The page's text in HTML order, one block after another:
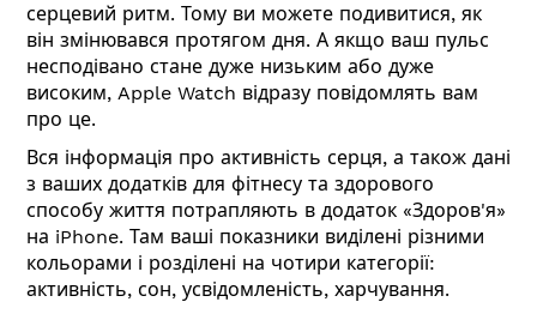
серцевий ритм. Тому ви можете подивитися, як
він змінювався протягом дня. А якщо ваш пульс
несподівано стане дуже низьким або дуже
високим, Apple Watch відразу повідомлять вам
про це.
Вся інформація про активність серця, а також дані
з ваших додатків для фітнесу та здорового
способу життя потрапляють в додаток «Здоров'я»
на iPhone. Там ваші показники виділені різними
кольорами і розділені на чотири категорії:
активність, сон, усвідомленість, харчування.